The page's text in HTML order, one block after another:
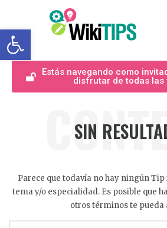
Abrir barra de
Estás navegando como
disfrutar de todas las
SIN
Parece que todavía no hay ningún
tema y/o especialidad. Es posible que
otros términos te pueda